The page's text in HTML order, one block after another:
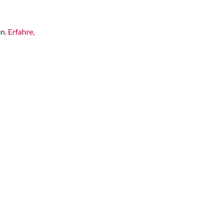
Erfahre,